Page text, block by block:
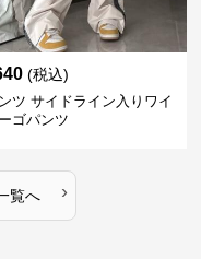
(税込)
ツ サイドライン入りワイ
ゴパンツ
覧へ ›